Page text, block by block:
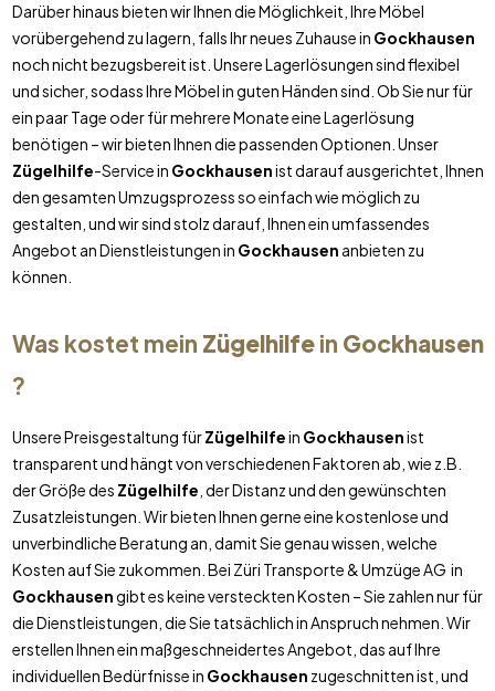
Darüber hinaus bieten wir Ihnen die Möglichkeit, Ihre Möbel
vorübergehend zu lagern, falls Ihr neues Zuhause in Gockhausen
noch nicht bezugsbereit ist. Unsere Lagerlösungen sind flexibel
und sicher, sodass Ihre Möbel in guten Händen sind. Ob Sie nur für
ein paar Tage oder für mehrere Monate eine Lagerlösung
benötigen – wir bieten Ihnen die passenden Optionen. Unser
Zügelhilfe-Service in Gockhausenist darauf ausgerichtet, Ihnen
den gesamten Umzugsprozess so einfach wie möglich zu
gestalten, und wir sind stolz darauf, Ihnen ein umfassendes
Angebot an Dienstleistungen in Gockhausen anbieten zu
können.
Was kostet mein Zügelhilfein Gockhausen
?
Unsere Preisgestaltung fürZügelhilfein Gockhausenist
transparent und hängt von verschiedenen Faktoren ab, wie z.B.
der Größe des Zügelhilfe , der Distanz und den gewünschten
Zusatzleistungen. Wir bieten Ihnen gerne eine kostenlose und
unverbindliche Beratung an, damit Sie genau wissen, welche
Kosten auf Sie zukommen. Bei Züri Transporte & Umzüge AG in
Gockhausengibt es keine versteckten Kosten – Sie zahlen nur für
die Dienstleistungen, die Sie tatsächlich in Anspruch nehmen. Wir
erstellen Ihnen ein maßgeschneidertes Angebot, das auf Ihre
individuellen Bedürfnisse in Gockhausen zugeschnitten ist, und